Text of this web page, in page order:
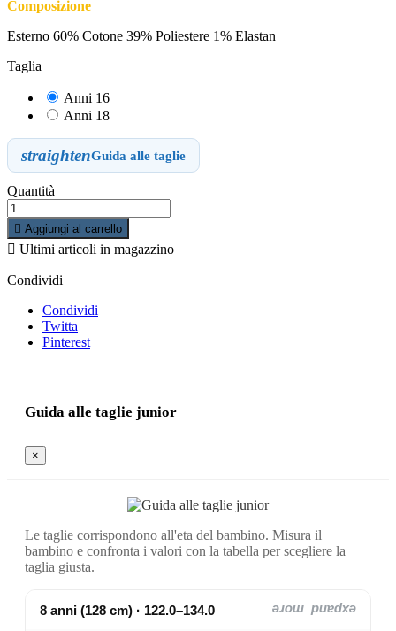
Composizione
Esterno 60% Cotone 39% Poliestere 1% Elastan
Taglia
Anni 16
Anni 18
straightenGuida alle taglie
Quantità
 Aggiungi al carrello
 Ultimi articoli in magazzino
Condividi
Condividi
Twitta
Pinterest
Guida alle taglie junior
×
Le taglie corrispondono all'eta del bambino. Misura il
bambino e confronta i valori con la tabella per scegliere la
taglia giusta.
8 anni (128 cm) · 122.0–134.0 expand_more